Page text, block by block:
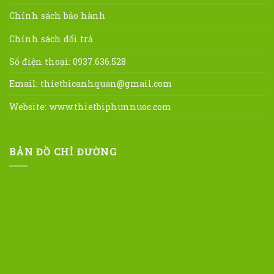
Chính sách bảo hành
Chính sách đổi trả
Số điện thoại: 0937.636.528
Email: thietbicanhquan@gmail.com
Website: www.thietbiphunnuoc.com
BẢN ĐỒ CHỈ ĐƯỜNG